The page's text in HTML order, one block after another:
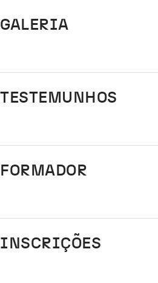
GALERIA
TESTEMUNHOS
FORMADOR
INSCRIÇÕES